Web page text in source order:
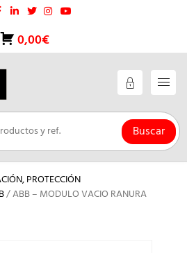
0,00€
Buscar
PROTECCIÓN
/ ABB – MODULO VACIO RANURA